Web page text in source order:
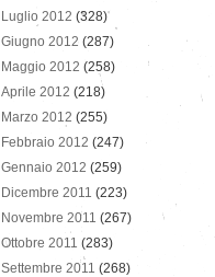
Luglio 2012 (328)
Giugno 2012 (287)
Maggio 2012 (258)
Aprile 2012 (218)
Marzo 2012 (255)
Febbraio 2012 (247)
Gennaio 2012 (259)
Dicembre 2011 (223)
Novembre 2011 (267)
Ottobre 2011 (283)
Settembre 2011 (268)